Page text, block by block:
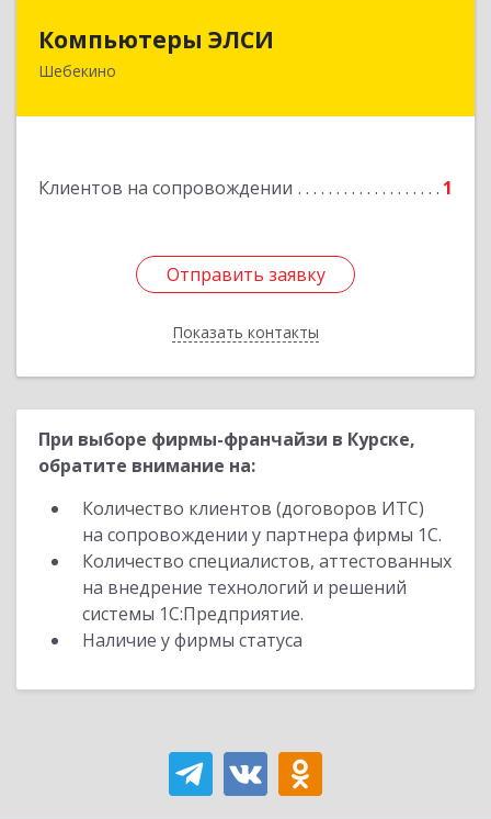
Компьютеры ЭЛСИ
Шебекино
Клиентов на сопровождении 1
Отправить заявку
Показать контакты
Отправить заявку
Назад
При выборе фирмы-франчайзи в Курске,
обратите внимание на:
Количество клиентов (договоров ИТС)
на сопровождении у партнера фирмы 1С.
Количество специалистов, аттестованных
на внедрение технологий и решений
системы 1С:Предприятие.
Наличие у фирмы статуса